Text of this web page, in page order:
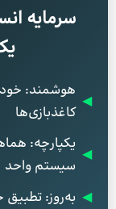
سرمایه
◀
هوشمند:
کاغذبازی‌ها
◀
سیستم واحد
◀ به‌روز: تطبیق